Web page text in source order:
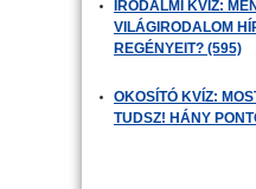
IRODALMI KVÍZ:
VILÁGIRODALOM
REGÉNYEIT? (595)
OKOSÍTÓ KVÍZ:
TUDSZ! HÁNY